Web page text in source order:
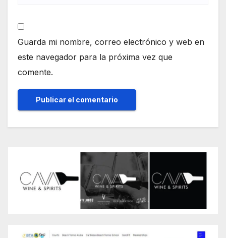
Guarda mi nombre, correo electrónico y web en
este navegador para la próxima vez que
comente.